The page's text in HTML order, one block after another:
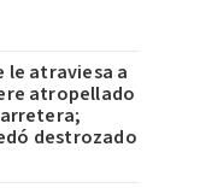
le atraviesa a
atropellado
destrozado